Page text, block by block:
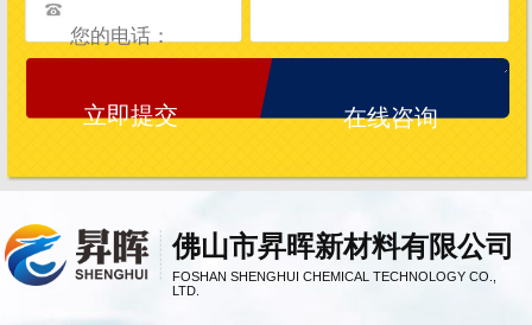
佛山市昇晖新材料有限公司
FOSHAN SHENGHUI CHEMICAL TECHNOLOGY CO.,
LTD.
在线咨询